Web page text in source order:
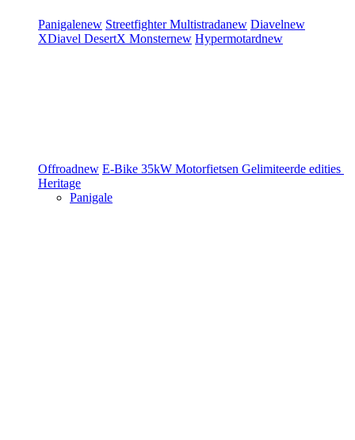
Panigalenew StreetfighterMultistradanew Diavelnew
XDiavel DesertX Monsternew Hypermotardnew
Offroadnew E-Bike 35kW Motorfietsen Gelimiteerde edities
Heritage
Panigale